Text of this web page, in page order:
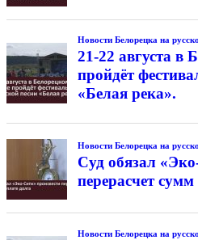
Новости Белорецка на
21-22 августа в
пройдёт
«Белая река».
Новости Белорецка на
Суд обязал
перерасчет
Новости Белорецка на